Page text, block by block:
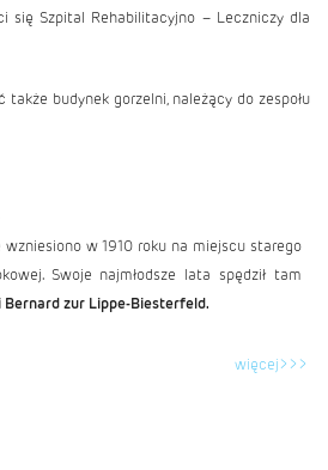
się Szpital Rehabilitacyjno – Leczniczy dla
budynek gorzelni, należący do zespołu
wzniesiono w 1910 roku na miejscu starego
Swoje najmłodsze lata spędził tam
Bernard zur Lippe-Biesterfeld.
więcej>>>